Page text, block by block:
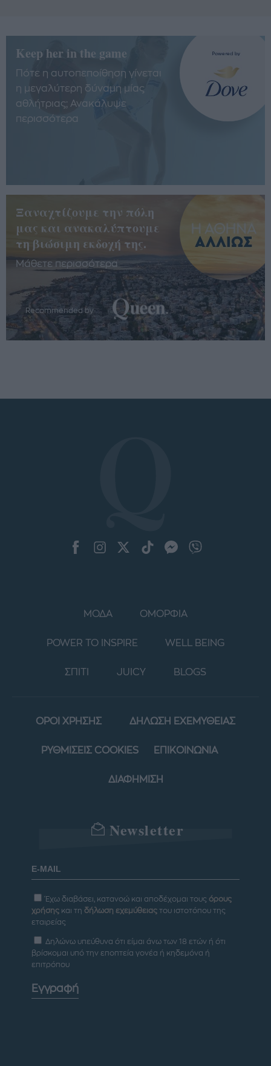
Keep her in the game
Πότε η αυτοπεποίθηση γίνεται
η μεγαλύτερη δύναμη μίας
αθλήτριας; Ανακάλυψε
περισσότερα
Ξαναχτίζουμε την πόλη
μας και ανακαλύπτουμε
τη βιώσιμη εκδοχή της.
Μάθετε περισσότερα
Recommended by
ΜΟΔΑ ΟΜΟΡΦΙΑ
POWER TO INSPIRE WELL BEING
ΣΠΙΤΙ JUICY BLOGS
ΟΡΟΙ ΧΡΗΣΗΣ ΔΗΛΩΣΗ ΕΧΕΜΥΘΕΙΑΣ
ΡΥΘΜΙΣΕΙΣ COOKIES ΕΠΙΚΟΙΝΩΝΙΑ
ΔΙΑΦΗΜΙΣΗ
Newsletter
Έχω διαβάσει, κατανοώ και αποδέχομαι τους όρους
χρήσης και τη δήλωση εχεμύθειας του ιστοτόπου της
εταιρείας
Δηλώνω υπεύθυνα ότι είμαι άνω των 18 ετών ή ότι
βρίσκομαι υπό την εποπτεία γονέα ή κηδεμόνα ή
επιτρόπου
Εγγραφή